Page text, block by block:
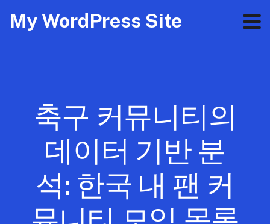
My WordPress Site
축구 커뮤니티의
데이터 기반 분
석: 한국 내 팬 커